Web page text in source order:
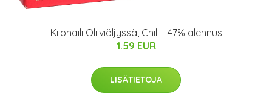
Kilohaili Oliiviöljyssä, Chili - 47% alennus
1.59 EUR
LISÄTIETOJA